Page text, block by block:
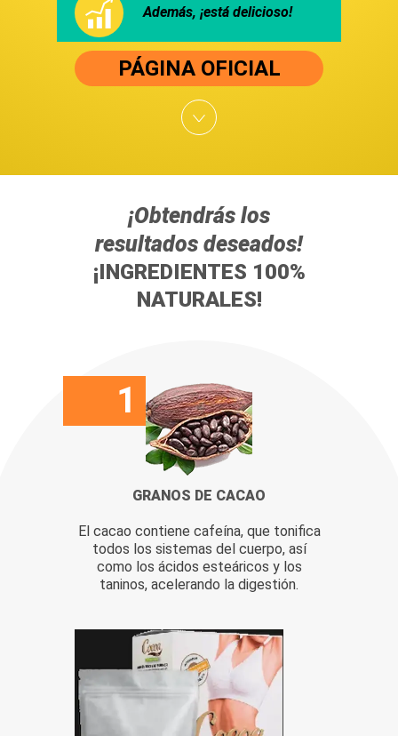
Además, ¡está delicioso!
PÁGINA OFICIAL
¡Obtendrás los
resultados deseados!
¡INGREDIENTES 100%
NATURALES!
1
GRANOS DE CACAO
El cacao contiene cafeína, que tonifica
todos los sistemas del cuerpo, así
como los ácidos esteáricos y los
taninos, acelerando la digestión.